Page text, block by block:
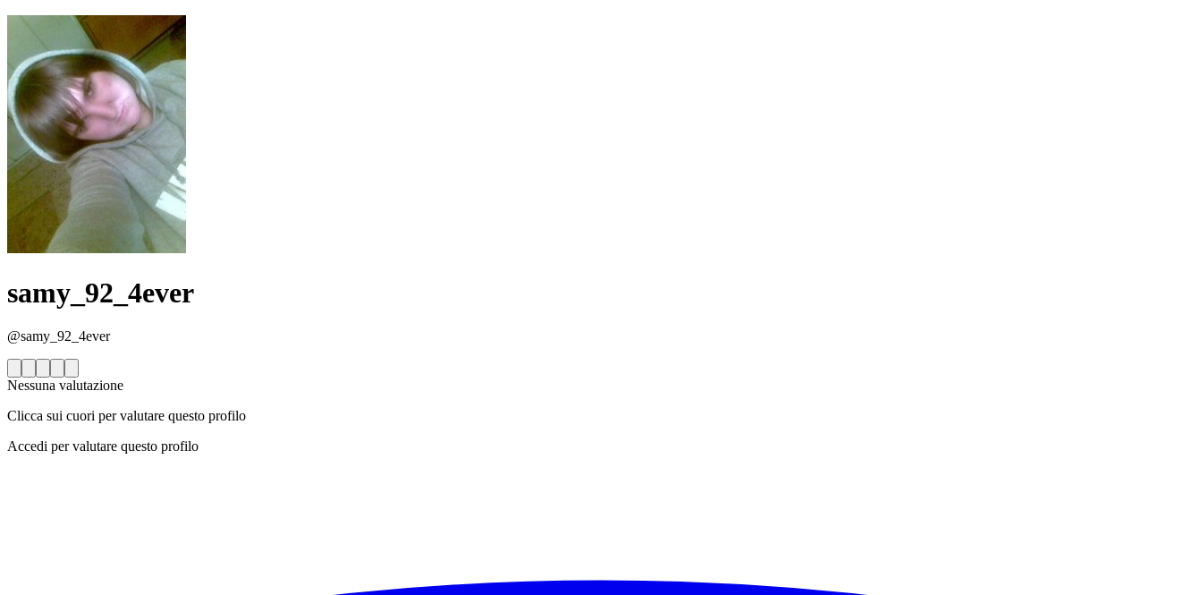
samy_92_4ever
@samy_92_4ever
Nessuna valutazione
Clicca sui cuori per valutare questo profilo
Accedi per valutare questo profilo